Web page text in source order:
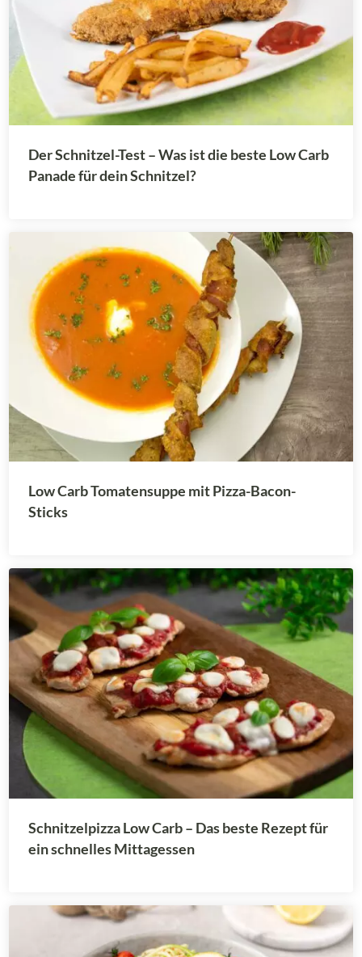
Der Schnitzel-Test – Was ist die beste Low Carb
Panade für dein Schnitzel?
Low Carb Tomatensuppe mit Pizza-Bacon-
Sticks
Schnitzelpizza Low Carb – Das beste Rezept für
ein schnelles Mittagessen